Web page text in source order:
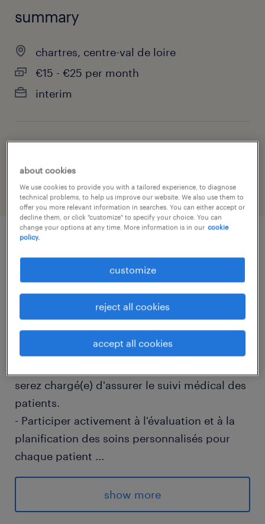
summary
chartres, centre-val de loire
€15 - €25 per month
interim
health & social care, practitioner & technician
job details
descriptif du poste
Quel défi relèverez-vous en tant qu'Infirmier
de (F/H) en service de soins à domicile ?
serez chargé(e) d'assurer le suivi médical des
patients.
- Participer activement à l'évaluation et à la
planification des soins personnalisés pour
chaque patient ...
- Administrer les traitements médicaux
prescrits tout en veillant à l'application
rigoureuse des protocoles
show more
about cookies
We use cookies to provide you with a tailored experience, to diagnose
technical problems, to help us improve our website. We also use them to
offer you more relevant information in searches. You can either accept or
decline them, or click "customize" to specify your choice. You can
change your options at any time. More information is in our cookie
policy.
customize
reject all cookies
accept all cookies